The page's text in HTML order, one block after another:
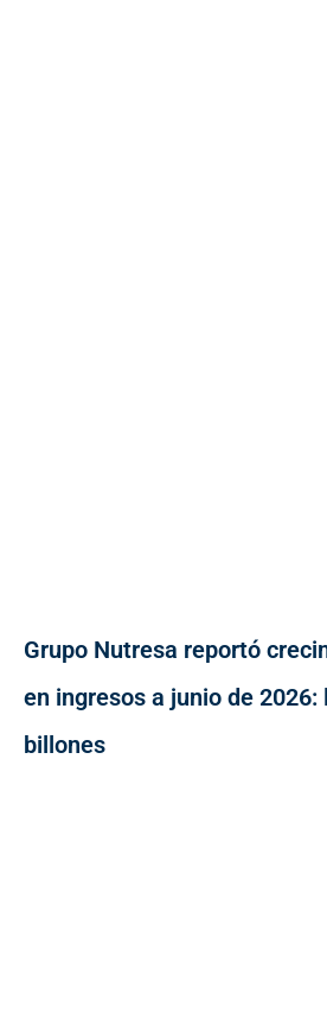
Grupo Nutresa reportó
en ingresos a junio de 2026:
billones